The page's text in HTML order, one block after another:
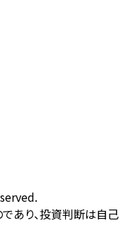
あり、投資判断は自己